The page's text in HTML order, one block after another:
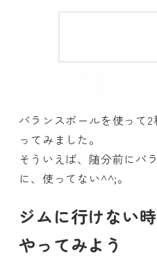
バランスボールを使って
ってみました。
そういえば、随分前にバ
に、使ってない^^;。
ジムに行けない
やってみよう